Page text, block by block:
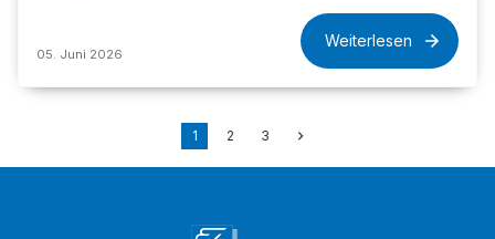
05. Juni 2026
Weiterlesen
1 2 3